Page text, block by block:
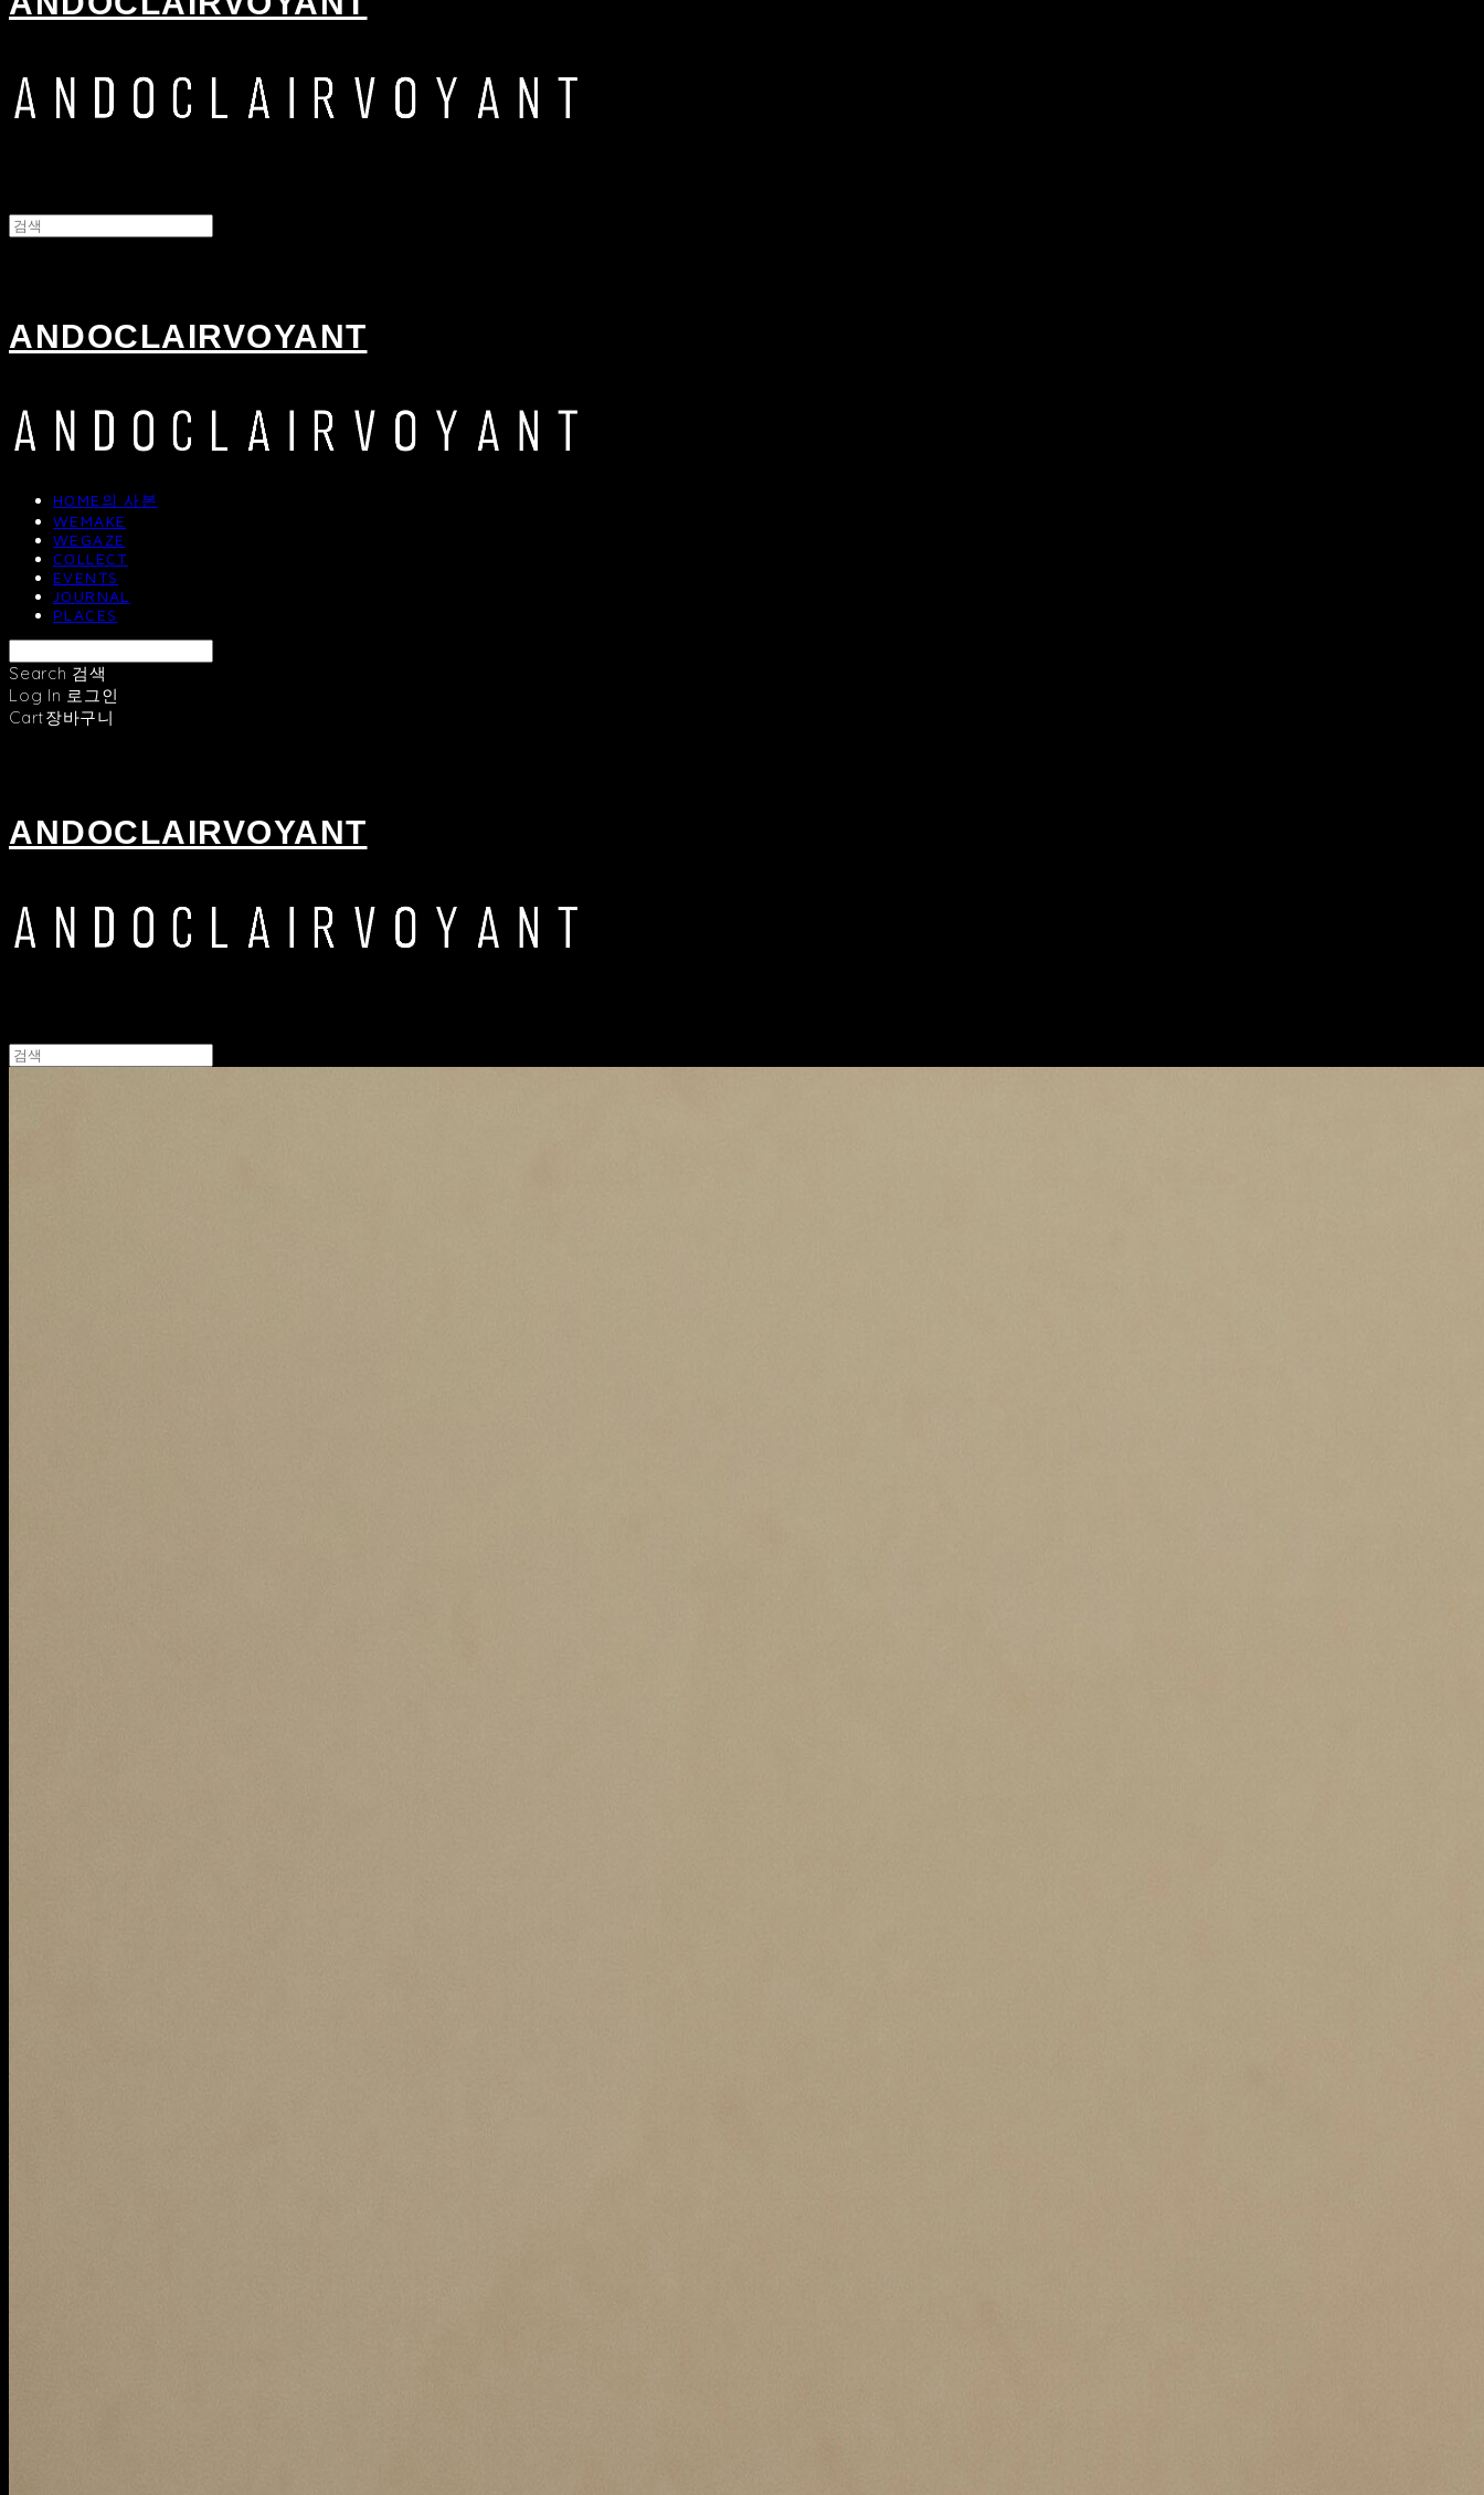
ANDOCLAIRVOYANT
HOME의 사본
WEMAKE
WEGAZE
COLLECT
EVENTS
JOURNAL
PLACES
Search 검색
Log In 로그인
Cart장바구니
ANDOCLAIRVOYANT